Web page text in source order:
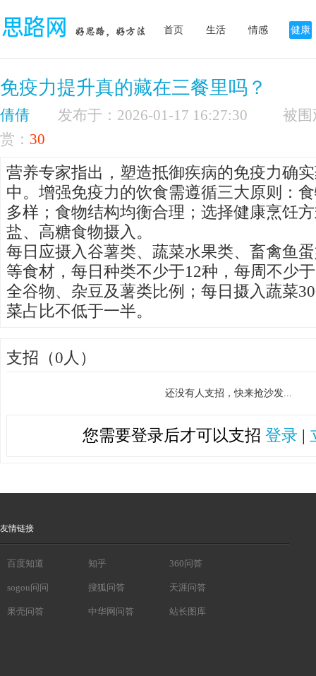
首页 生活 情感 健康
免疫力提升真的藏在三餐里吗？
倩倩 发布于：2026-01-17 16:27:30
赏： 30
营养专家指出，塑造抵御疾病的免疫力确
中。增强免疫力的饮食需遵循三大原则：
多样；食物结构均衡合理；选择健康烹饪
盐、高糖食物摄入。
每日应摄入谷薯类、蔬菜水果类、畜禽鱼
等食材，每日种类不少于12种，每周不少
全谷物、杂豆及薯类比例；每日摄入蔬菜
菜占比不低于一半。
支招（0人）
还没有人支招，快来抢沙发...
您需要登录后才可以支招 登录 |
友情链接
百度知道 知乎 360问答
sogou问问 搜狐问答 天涯问答
果壳问答 中华网问答 站长图库